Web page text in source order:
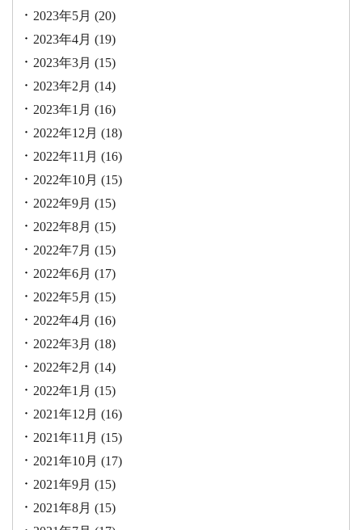
2023年5月 (20)
2023年4月 (19)
2023年3月 (15)
2023年2月 (14)
2023年1月 (16)
2022年12月 (18)
2022年11月 (16)
2022年10月 (15)
2022年9月 (15)
2022年8月 (15)
2022年7月 (15)
2022年6月 (17)
2022年5月 (15)
2022年4月 (16)
2022年3月 (18)
2022年2月 (14)
2022年1月 (15)
2021年12月 (16)
2021年11月 (15)
2021年10月 (17)
2021年9月 (15)
2021年8月 (15)